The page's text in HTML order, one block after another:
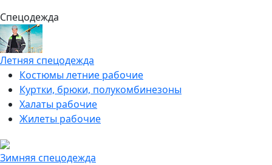
Спецодежда
Летняя спецодежда
Костюмы летние рабочие
Куртки, брюки, полукомбинезоны
Халаты рабочие
Жилеты рабочие
Зимняя спецодежда